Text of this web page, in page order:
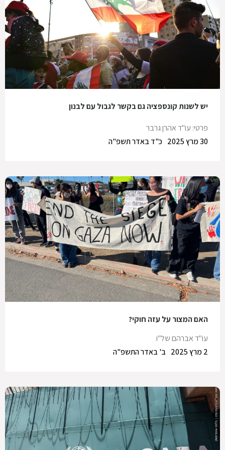
יש לשנות קונספציה גם בקשר לגבול עם לבנון
פרטי: עו"ד אהרן גרבר
כ"ד באדר תשפ"ה
30 מרץ 2025
האם המצור על עזה חוקי?
עו"ד אברהם של"ו
ב' באדר התשפ"ה
2 מרץ 2025